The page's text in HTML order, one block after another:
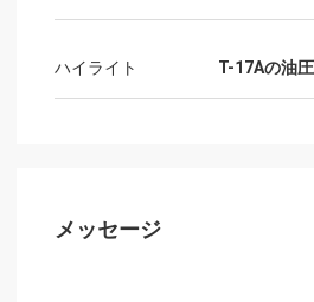
ハイライト T-17Aの油
メッセージ